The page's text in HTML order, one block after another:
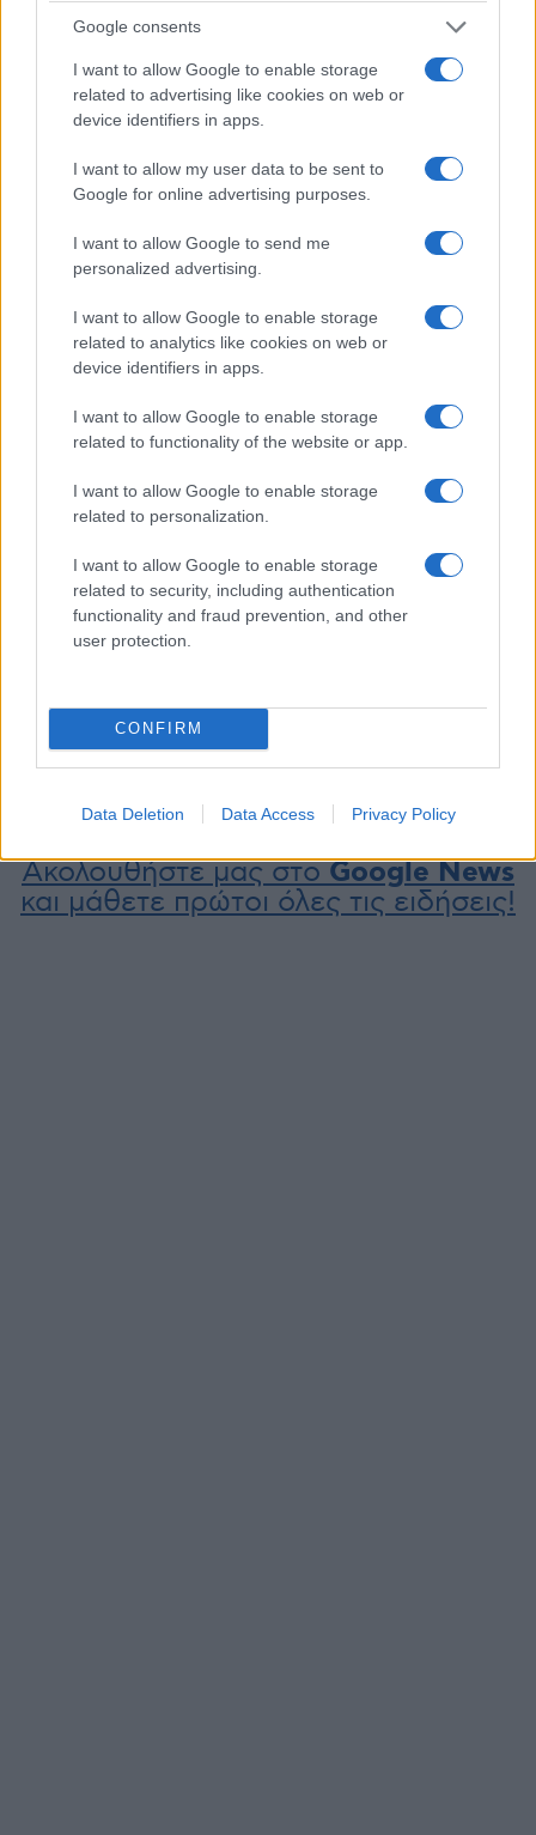
Google consents
I want to allow Google to enable storage
related to advertising like cookies on web or
device identifiers in apps.
I want to allow my user data to be sent to
Google for online advertising purposes.
I want to allow Google to send me
personalized advertising.
I want to allow Google to enable storage
related to analytics like cookies on web or
device identifiers in apps.
I want to allow Google to enable storage
related to functionality of the website or app.
I want to allow Google to enable storage
related to personalization.
I want to allow Google to enable storage
related to security, including authentication
functionality and fraud prevention, and other
user protection.
CONFIRM
Data Deletion Data Access Privacy Policy
της ΕΥΑΘ και θα ανακοινώσει τις σχετικές
αποφάσεις του.
Επισημαίνεται ότι ρόλος του ΤΑΙΠΕΔ είναι να
αξιοποιεί στοιχεία της περιουσίας του
άρα και το συμφέρον των πολιτών, ενώ
νομιμότητα, αποτελεσματικότητα και αξιοπιστία
του προγράμματος αποκρατικοποιήσεων».
Liberation: Η Ελλάδα
21 Ιουνίου 2014, 2:45 μμ
σε "Ελλάδα"
ΕΥΔΑΠ και ΕΥΑΘ απαιτούν
οι δανειστές
25 Νοεμβρίου 2016, 3:55 μμ
ποιοί και πότε
30 Ιουλίου 2013, 11:45 πμ
σε "Ελλάδα"
Ακολουθήστε μας στοGoogle News
και μάθετε πρώτοι όλες τις ειδήσεις!